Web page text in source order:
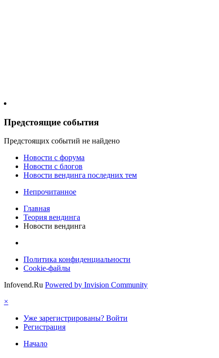
Предстоящие события
Предстоящих событий не найдено
Новости c форума
Новости с блогов
Новости вендинга последних тем
Непрочитанное
Главная
Теория вендинга
Новости вендинга
Политика конфиденциальности
Cookie-файлы
Infovend.Ru Powered by Invision Community
×
Уже зарегистрированы? Войти
Регистрация
Начало